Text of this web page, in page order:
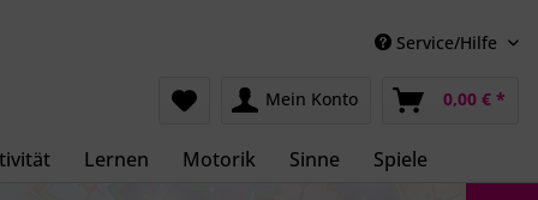
Service/Hilfe
Mein Konto 0,00 € *
Lernen Motorik Sinne Spiele